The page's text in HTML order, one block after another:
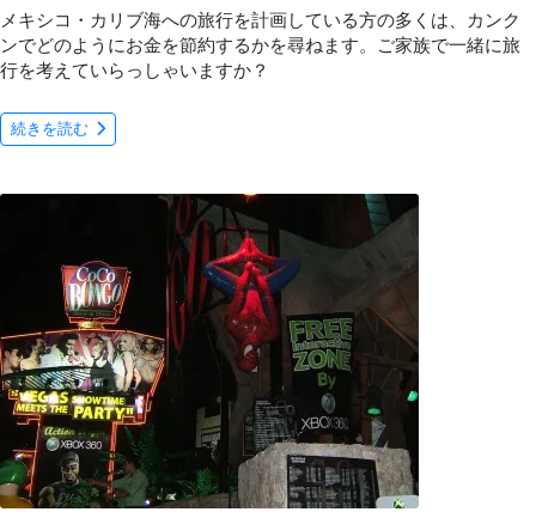
メキシコ・カリブ海への旅行を計画している方の多くは、カンク
ンでどのようにお金を節約するかを尋ねます。ご家族で一緒に旅
行を考えていらっしゃいますか？
続きを読む